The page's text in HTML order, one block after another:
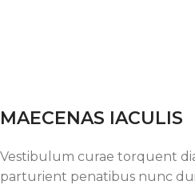
MAECENAS IACULIS
Vestibulum curae torquent
parturient penatibus nunc